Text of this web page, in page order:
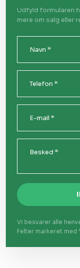
Udfyld formularen
mere om salg eller
Vi besvarer alle
Felter markeret med